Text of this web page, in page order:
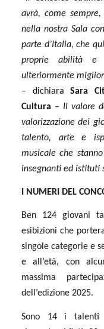
avrà, come
nella nostra Sala
parte d’Italia, che
proprie abilità e
ulteriormente
– dichiaraSara
Cultura – Il valore
valorizzazione dei
talento, arte e
musicale che
insegnanti ed istituti
I NUMERI DEL
Ben 124 giovani
esibizioni che
singole categorie e
e all’età, con
massima
dell’edizione 2025.
Sono 14 i talenti